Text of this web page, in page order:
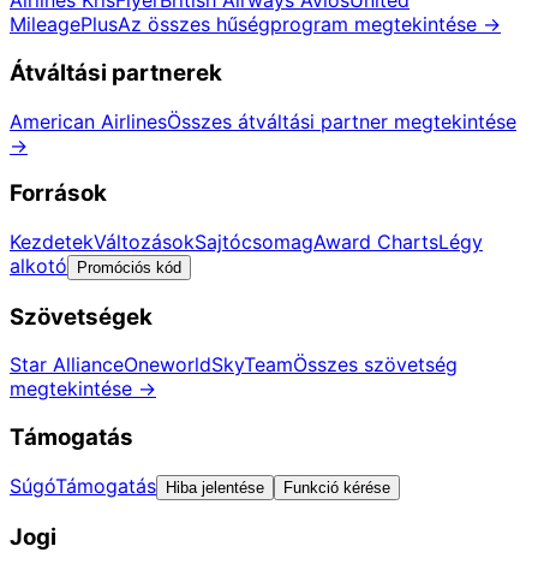
MileagePlusAz összes hűségprogram megtekintése →
Átváltási partnerek
American AirlinesÖsszes átváltási partner megtekintése
→
Források
KezdetekVáltozásokSajtócsomagAward ChartsLégy
alkotó
Promóciós kód
Szövetségek
Star AllianceOneworldSkyTeamÖsszes szövetség
megtekintése →
Támogatás
SúgóTámogatás Hiba jelentése Funkció kérése
Jogi